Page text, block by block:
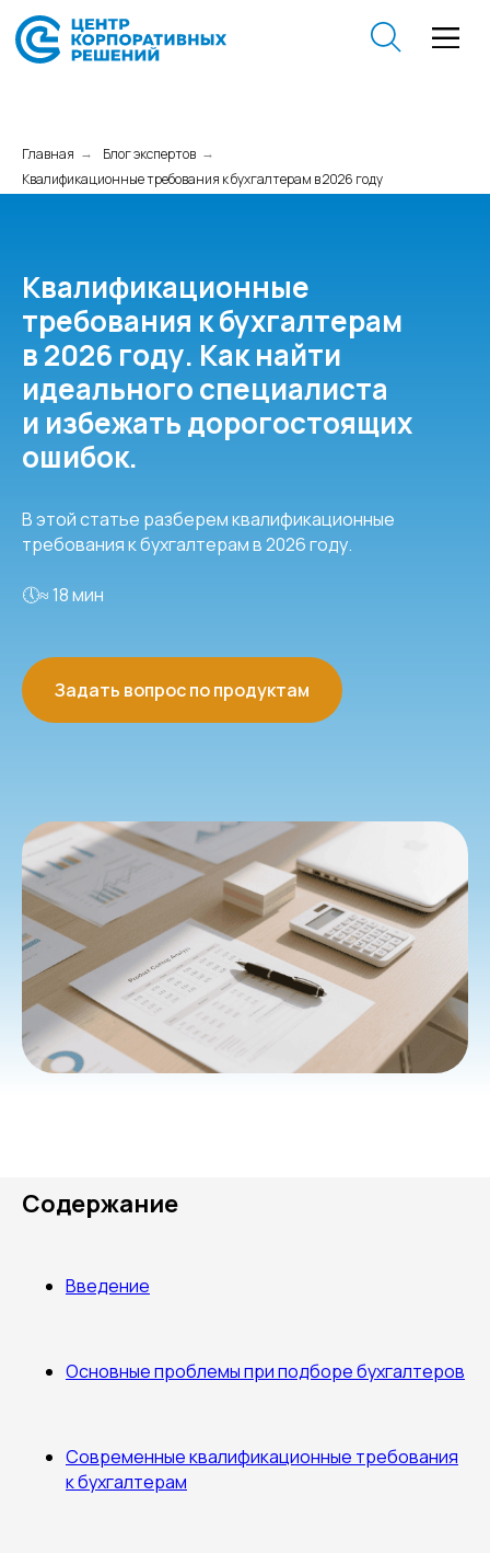
Главная → Блог экспертов →
Квалификационные требования к бухгалтерам в 2026 году
Квалификационные
требования к бухгалтерам
в 2026 году. Как найти
идеального специалиста
и избежать дорогостоящих
ошибок.
В этой статье разберем квалификационные
требования к бухгалтерам в 2026 году.
🕔≈ 18 мин
Задать вопрос по продуктам
Содержание
Введение
Основные проблемы при подборе бухгалтеров
Современные квалификационные требования
к бухгалтерам